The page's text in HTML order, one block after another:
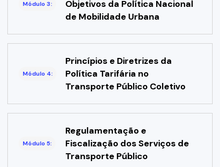
Módulo 3:
Objetivos da Política Nacional
de Mobilidade Urbana
Módulo 4:
Princípios e Diretrizes da
Política Tarifária no
Transporte Público Coletivo
Módulo 5:
Regulamentação e
Fiscalização dos Serviços de
Transporte Público